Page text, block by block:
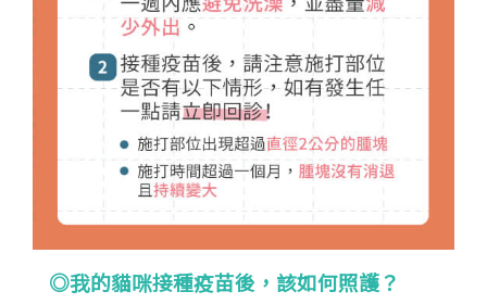
◎我的貓咪接種疫苗後，該如何照護？